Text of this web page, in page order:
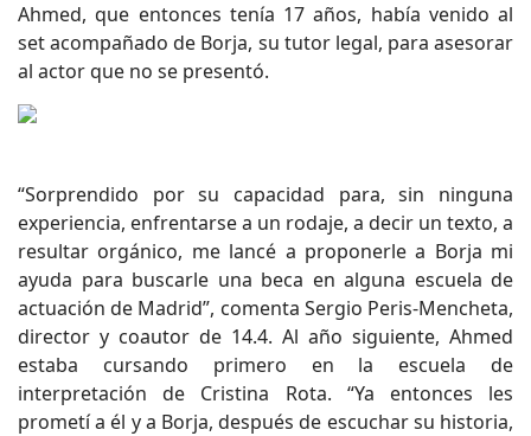
Ahmed, que entonces tenía 17 años, había venido al
set acompañado de Borja, su tutor legal, para asesorar
al actor que no se presentó.
“Sorprendido por su capacidad para, sin ninguna
experiencia, enfrentarse a un rodaje, a decir un texto, a
resultar orgánico, me lancé a proponerle a Borja mi
ayuda para buscarle una beca en alguna escuela de
actuación de Madrid”, comenta Sergio Peris-Mencheta,
director y coautor de 14.4. Al año siguiente, Ahmed
estaba cursando primero en la escuela de
interpretación de Cristina Rota. “Ya entonces les
prometí a él y a Borja, después de escuchar su historia,